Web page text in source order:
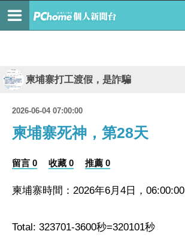
柬埔寨打工渡假，是詐騙
2026-06-04 07:00:00
柬埔寨死神，第28天
留言 0 收藏 0 推薦 0
柬埔寨時間：2026年6月4日，06:00:00
Total: 323701-3600秒=320101秒